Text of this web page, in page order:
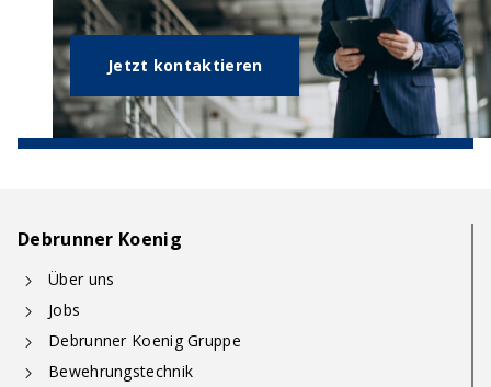
Jetzt kontaktieren
Debrunner Koenig
Über uns
Jobs
Debrunner Koenig Gruppe
Bewehrungstechnik